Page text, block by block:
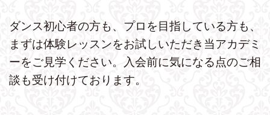
ダンス初心者の方も、プロを目指している方も、
まずは体験レッスンをお試しいただき 当アカデミ
ーをご見学ください。
入会前に気になる点のご相
談も受け付けております。